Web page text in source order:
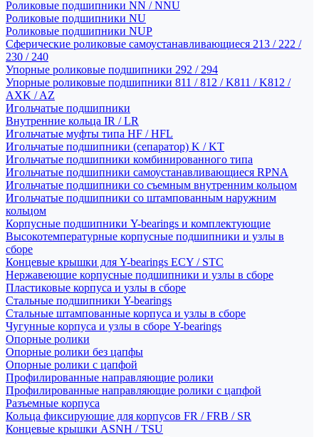
Роликовые подшипники NN / NNU
Роликовые подшипники NU
Роликовые подшипники NUP
Сферические роликовые самоустанавливающиеся 213 / 222 /
230 / 240
Упорные роликовые подшипники 292 / 294
Упорные роликовые подшипники 811 / 812 / K811 / K812 /
AXK / AZ
Игольчатые подшипники
Внутренние кольца IR / LR
Игольчатые муфты типа HF / HFL
Игольчатые подшипники (сепаратор) K / KT
Игольчатые подшипники комбинированного типа
Игольчатые подшипники самоустанавливающиеся RPNA
Игольчатые подшипники со съемным внутренним кольцом
Игольчатые подшипники со штампованным наружним
кольцом
Корпусные подшипники Y-bearings и комплектующие
Высокотемпературные корпусные подшипники и узлы в
сборе
Концевые крышки для Y-bearings ECY / STC
Нержавеющие корпусные подшипники и узлы в сборе
Пластиковые корпуса и узлы в сборе
Стальные подшипники Y-bearings
Стальные штампованные корпуса и узлы в сборе
Чугунные корпуса и узлы в сборе Y-bearings
Опорные ролики
Опорные ролики без цапфы
Опорные ролики с цапфой
Профилированные направляющие ролики
Профилированные направляющие ролики с цапфой
Разъемные корпуса
Кольца фиксирующие для корпусов FR / FRB / SR
Концевые крышки ASNH / TSU